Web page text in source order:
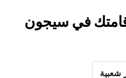
في سيجون
شعبية